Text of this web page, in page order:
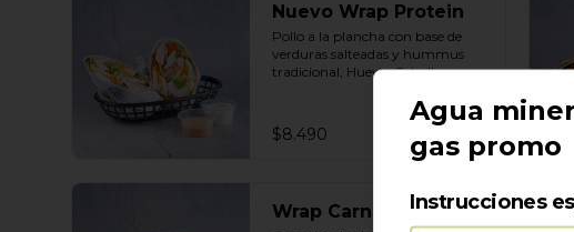
Nuevo Wrap Protein
Pollo a la plancha con base de
verduras salteadas y hummus
tradicional, Huevo, Cebolla
Topping de Aceitunas verdes.
Salsas incluidas Cilantro y Tasty
$8.490
Wrap Carne mechada
Agua
gas promo
Instrucciones